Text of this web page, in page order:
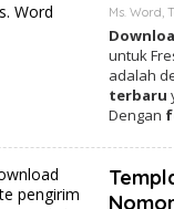
Ms. Word
untuk
adalah
terbaru
Dengan